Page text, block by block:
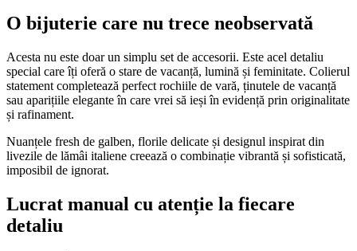
O bijuterie care nu trece neobservată
Acesta nu este doar un simplu set de accesorii. Este acel detaliu
special care îți oferă o stare de vacanță, lumină și feminitate. Colierul
statement completează perfect rochiile de vară, ținutele de vacanță
sau aparițiile elegante în care vrei să ieși în evidență prin originalitate
și rafinament.
Nuanțele fresh de galben, florile delicate și designul inspirat din
livezile de lămâi italiene creează o combinație vibrantă și sofisticată,
imposibil de ignorat.
Lucrat manual cu atenție la fiecare
detaliu